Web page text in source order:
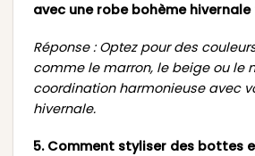
avec une robe bohème hivernale
Réponse : Optez pour des
comme le marron, le beige ou le
coordination harmonieuse avec
hivernale.
5. Comment styliser des bottes